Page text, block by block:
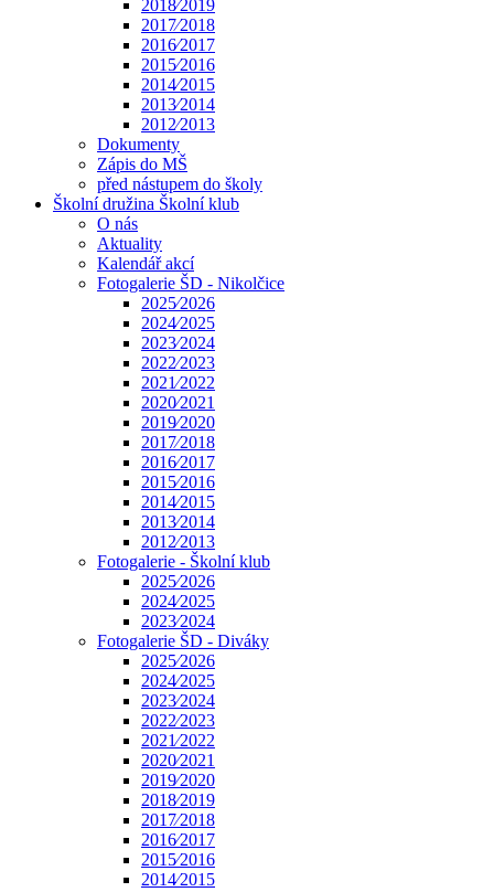
2018⁄2019
2017⁄2018
2016⁄2017
2015⁄2016
2014⁄2015
2013⁄2014
2012⁄2013
Dokumenty
Zápis do MŠ
před nástupem do školy
Školní družina Školní klub
O nás
Aktuality
Kalendář akcí
Fotogalerie ŠD - Nikolčice
2025⁄2026
2024⁄2025
2023⁄2024
2022⁄2023
2021⁄2022
2020⁄2021
2019⁄2020
2017⁄2018
2016⁄2017
2015⁄2016
2014⁄2015
2013⁄2014
2012⁄2013
Fotogalerie - Školní klub
2025⁄2026
2024⁄2025
2023⁄2024
Fotogalerie ŠD - Diváky
2025⁄2026
2024⁄2025
2023⁄2024
2022⁄2023
2021⁄2022
2020⁄2021
2019⁄2020
2018⁄2019
2017⁄2018
2016⁄2017
2015⁄2016
2014⁄2015